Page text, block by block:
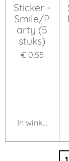
Sticker -
Smile/P
arty (5
stuks)
€ 0,55
In